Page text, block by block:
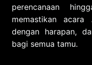
perencanaan
memastikan acara
dengan harapan,
bagi semua tamu.